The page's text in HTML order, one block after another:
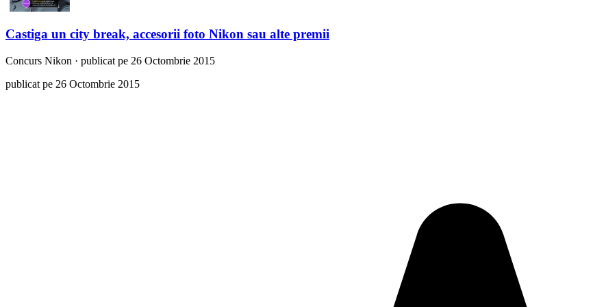
Castiga un city break, accesorii foto Nikon sau alte premii
Concurs Nikon · publicat pe 26 Octombrie 2015
publicat pe 26 Octombrie 2015